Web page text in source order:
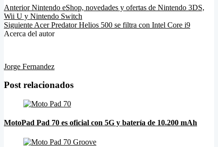
Anterior Nintendo eShop, novedades y ofertas de Nintendo 3DS,
Wii U y Nintendo Switch
Siguiente Acer Predator Helios 500 se filtra con Intel Core i9
Acerca del autor
Jorge Fernandez
Post relacionados
MotoPad Pad 70 es oficial con 5G y batería de 10.200 mAh